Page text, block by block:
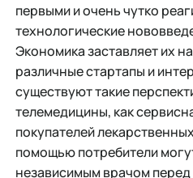
первыми и очень чутко
технологические
Экономика заставляет их
различные стартапы и
существуют такие
телемедицины, как
покупателей
помощью потребители
независимым врачом